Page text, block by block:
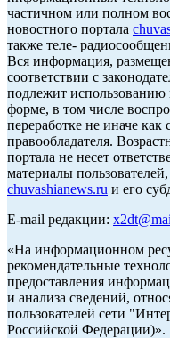
частичном или полном
новостного портала
также теле-
Вся информация,
соответствии с
подлежит
форме, в том числе
переработке не иначе
правообладателя.
портала не несет
материалы
chuvashianews.ru и его
E-mail редакции:
«На информационном
рекомендательные
предоставления
и анализа сведений,
пользователей сети
Российской Федерации)».